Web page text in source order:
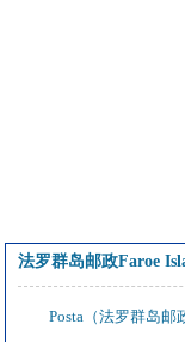
法罗群岛邮政Faroe
Posta（法罗群岛